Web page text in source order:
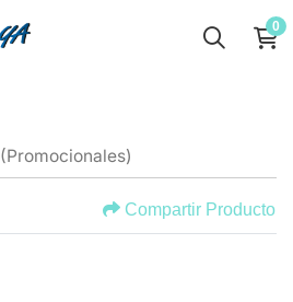
0
(Promocionales)
Compartir Producto